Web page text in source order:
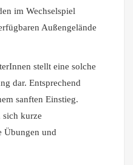
im Wechselspiel
Außengelände
stellt eine solche
dar. Entsprechend
sanften Einstieg.
sich kurze
Übungen und